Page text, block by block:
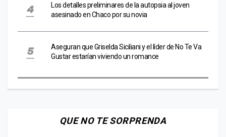
Los detalles preliminares de la autopsia al joven
asesinado en Chaco por su novia
Aseguran que Griselda Siciliani y el líder de No Te Va
Gustar estarían viviendo un romance
QUE NO TE SORPRENDA